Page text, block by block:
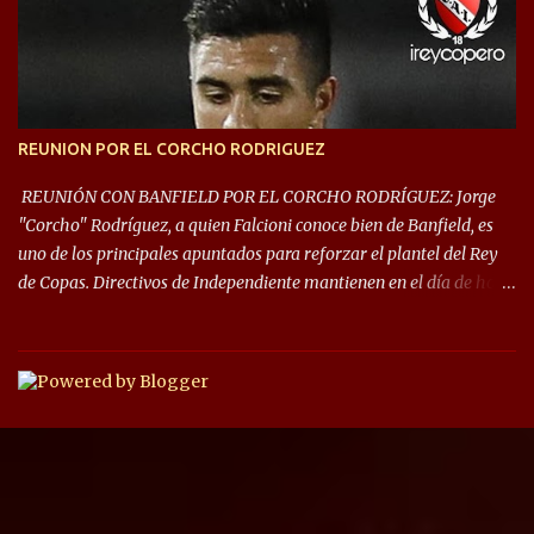
las fases de grupos de la #CopaLibertadores 2021. ¡Este año hay
noche de Copas Rey! ⚽🇦🇹👑🏆.
REUNION POR EL CORCHO RODRIGUEZ
REUNIÓN CON BANFIELD POR EL CORCHO RODRÍGUEZ: Jorge
"Corcho" Rodríguez, a quien Falcioni conoce bien de Banfield, es
uno de los principales apuntados para reforzar el plantel del Rey
de Copas. Directivos de Independiente mantienen en el día de hoy
préstamo con opción de compra pero, por lo que se sabe, Banfield
busca vender al menos el 50% del pase por una cifra cercana a los
1,5 millones de dólares. El volante central titular del Banfield y